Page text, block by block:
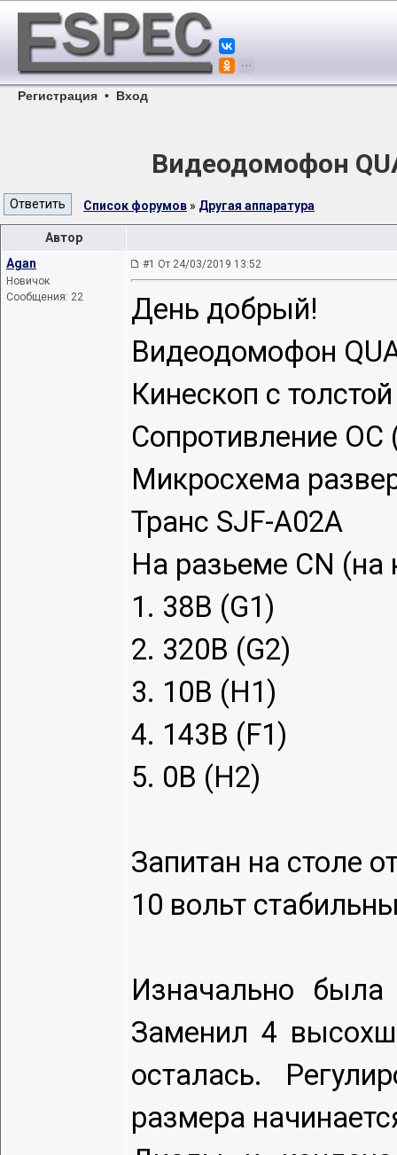
Регистрация • Вход
Видеодомофон
Список форумов » Другая аппаратура
Автор
Agan
Новичок
Сообщения: 22
#1 От 24/03/2019 13:52
День добрый!
Видеодомофон
Кинескоп с
Сопротивление ОС
Микросхема
Транс SJF-A02A
На разьеме CN (на
1. 38В (G1)
2. 320В (G2)
3. 10В (H1)
4. 143В (F1)
5. 0В (H2)
Запитан на столе
10 вольт
Изначально
Заменил 4
осталась.
размера